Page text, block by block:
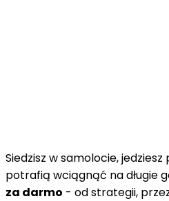
Siedzisz w samolocie,
potrafią wciągnąć na długie
za darmo - od strategii,